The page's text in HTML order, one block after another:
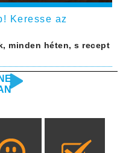
Keresse az
minden héten, s recept